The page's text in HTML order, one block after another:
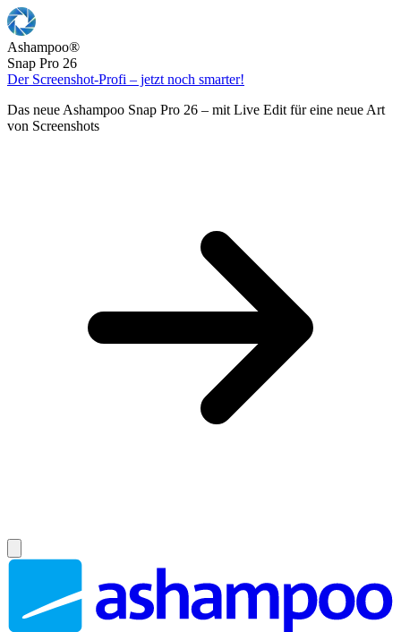
Ashampoo®
Snap Pro 26
Der Screenshot-Profi – jetzt noch smarter!
Das neue Ashampoo Snap Pro 26 – mit Live Edit für eine neue Art
von Screenshots